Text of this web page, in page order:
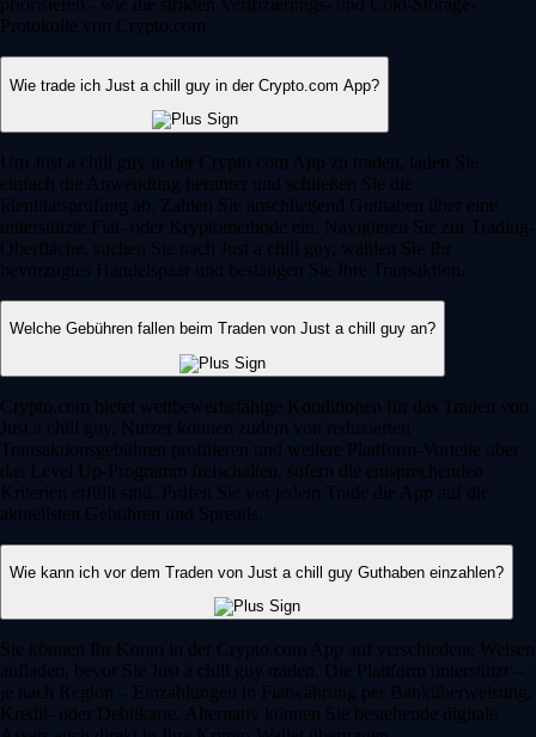
priorisieren - wie die strikten Verifizierungs- und Cold-Storage-
Protokolle von Crypto.com.
Wie trade ich Just a chill guy in der Crypto.com App?
Um Just a chill guy in der Crypto.com App zu traden, laden Sie
einfach die Anwendung herunter und schließen Sie die
Identitätsprüfung ab. Zahlen Sie anschließend Guthaben über eine
unterstützte Fiat- oder Kryptomethode ein. Navigieren Sie zur Trading-
Oberfläche, suchen Sie nach Just a chill guy, wählen Sie Ihr
bevorzugtes Handelspaar und bestätigen Sie Ihre Transaktion.
Welche Gebühren fallen beim Traden von Just a chill guy an?
Crypto.com bietet wettbewerbsfähige Konditionen für das Traden von
Just a chill guy. Nutzer können zudem von reduzierten
Transaktionsgebühren profitieren und weitere Plattform-Vorteile über
das Level Up-Programm freischalten, sofern die entsprechenden
Kriterien erfüllt sind. Prüfen Sie vor jedem Trade die App auf die
aktuellsten Gebühren und Spreads.
Wie kann ich vor dem Traden von Just a chill guy Guthaben einzahlen?
Sie können Ihr Konto in der Crypto.com App auf verschiedene Weisen
aufladen, bevor Sie Just a chill guy traden. Die Plattform unterstützt –
je nach Region – Einzahlungen in Fiatwährung per Banküberweisung,
Kredit- oder Debitkarte. Alternativ können Sie bestehende digitale